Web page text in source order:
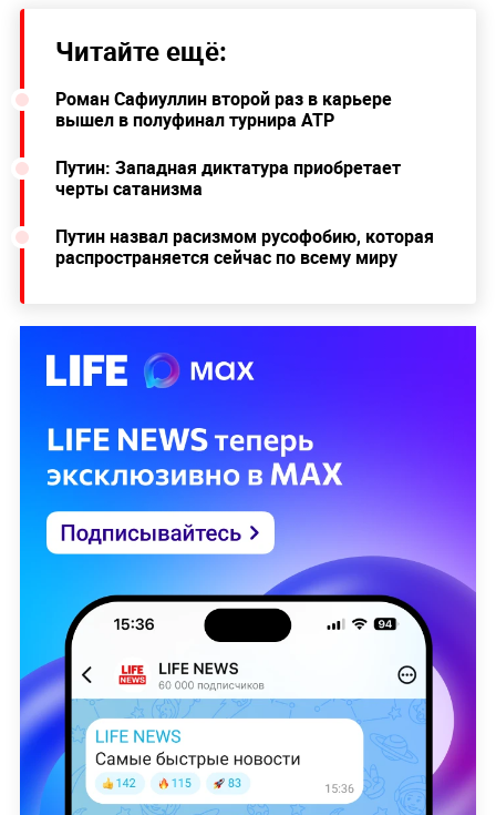
Читайте ещё:
Роман Сафиуллин второй раз в карьере
вышел в полуфинал турнира АТР
Путин: Западная диктатура приобретает
черты сатанизма
Путин назвал расизмом русофобию, которая
распространяется сейчас по всему миру